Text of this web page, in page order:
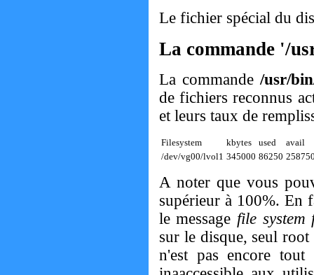
Le fichier spécial du
La commande '/
La commande /usr/
de fichiers reconnus
et leurs taux de
Filesystem kbytes used
avail
/dev/vg00/lvol1 345000 86250
A noter que vous
supérieur à 100%. En
le message file system
sur le disque, seul
n'est pas encore